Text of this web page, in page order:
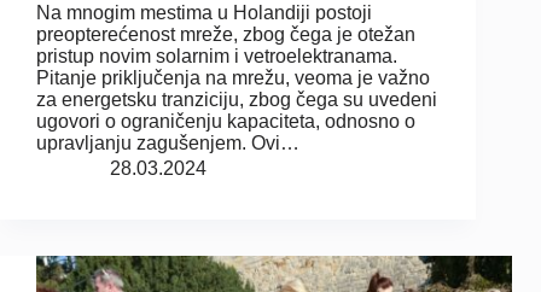
Na mnogim mestima u Holandiji postoji
preopterećenost mreže, zbog čega je otežan
pristup novim solarnim i vetroelektranama.
Pitanje priključenja na mrežu, veoma je važno
za energetsku tranziciju, zbog čega su uvedeni
ugovori o ograničenju kapaciteta, odnosno o
upravljanju zagušenjem. Ovi…
28.03.2024